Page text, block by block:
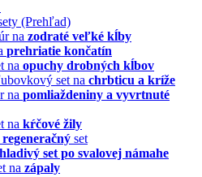
(Prehľad)
na zodraté veľké kĺby
prehriatie končatín
na opuchy drobných kĺbov
set na chrbticu a kríže
na pomliaždeniny a vyvrtnuté
na kŕčové žily
regeneračný set
set po svalovej námahe
na zápaly